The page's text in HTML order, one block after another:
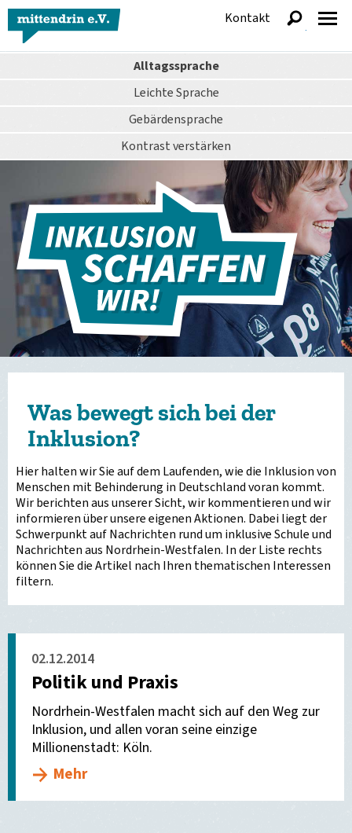
Alltagssprache
Leichte Sprache
Gebärdensprache
Kontrastverstärken
Kontakt
anzeigen
Was bewegt sich bei der
Inklusion?
Hier halten wir Sie auf dem Laufenden, wie die Inklusion von
Menschen mit Behinderung in Deutschland voran kommt.
Wir berichten aus unserer Sicht, wir kommentieren und wir
informieren über unsere eigenen Aktionen. Dabei liegt der
Schwerpunkt auf Nachrichten rund um inklusive Schule und
Nachrichten aus Nordrhein-Westfalen. In der Liste rechts
können Sie die Artikel nach Ihren thematischen Interessen
filtern.
02.12.2014
Politik und Praxis
Nordrhein-Westfalen macht sich auf den Weg zur
Inklusion, und allen voran seine einzige
Millionenstadt: Köln.
Mehr